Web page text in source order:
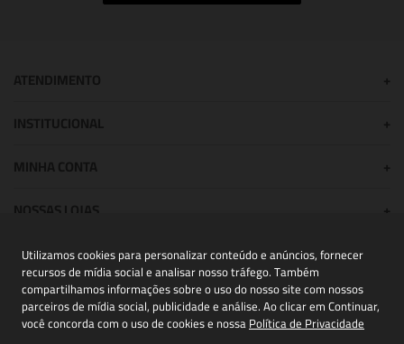
Utilizamos cookies para personalizar conteúdo e anúncios, fornecer
recursos de mídia social e analisar nosso tráfego. Também
compartilhamos informações sobre o uso do nosso site com nossos
parceiros de mídia social, publicidade e análise. Ao clicar em Continuar,
você concorda com o uso de cookies e nossaPolítica de Privacidade
NOSSAS LOJAS
+
POWERED BY: